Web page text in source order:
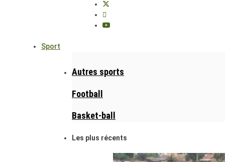
Sport
Autres sports
Football
Basket-ball
Les plus récents